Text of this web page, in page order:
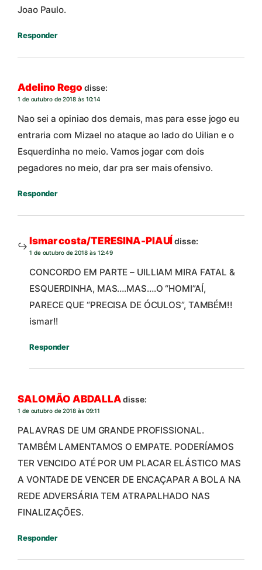
Joao Paulo.
Responder
Adelino Rego disse:
1 de outubro de 2018 às 10:14
Nao sei a opiniao dos demais, mas para esse jogo eu
entraria com Mizael no ataque ao lado do Uilian e o
Esquerdinha no meio. Vamos jogar com dois
pegadores no meio, dar pra ser mais ofensivo.
Responder
Ismar costa/TERESINA-PIAUÍdisse:
1 de outubro de 2018 às 12:49
CONCORDO EM PARTE – UILLIAM MIRA FATAL &
ESQUERDINHA, MAS….MAS….O “HOMI”AÍ,
PARECE QUE “PRECISA DE ÓCULOS”, TAMBÉM!!
ismar!!
Responder
SALOMÃO ABDALLA disse:
1 de outubro de 2018 às 09:11
PALAVRAS DE UM GRANDE PROFISSIONAL.
TAMBÉM LAMENTAMOS O EMPATE. PODERÍAMOS
TER VENCIDO ATÉ POR UM PLACAR ELÁSTICO MAS
A VONTADE DE VENCER DE ENCAÇAPAR A BOLA NA
REDE ADVERSÁRIA TEM ATRAPALHADO NAS
FINALIZAÇÕES.
Responder